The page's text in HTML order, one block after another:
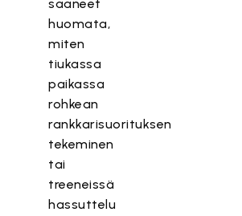
saaneet
huomata,
miten
tiukassa
paikassa
rohkean
rankkarisuorituksen
tekeminen
tai
treeneissä
hassuttelu